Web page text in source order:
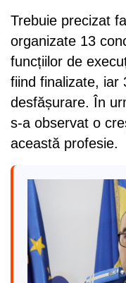
Trebuie precizat
organizate 13
funcțiilor de
fiind finalizate, iar
desfășurare. În
s-a observat o
această profesie.